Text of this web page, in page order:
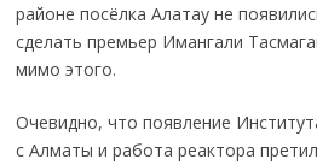
районе посёлка Алатау не
сделать премьер Имангали
мимо этого.
Очевидно, что появление
с Алматы и работа реактора